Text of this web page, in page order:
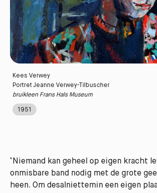
Kees Verwey
Portret Jeanne Verwey-Tilbuscher
bruikleen Frans Hals Museum
1951
‘Niemand kan geheel op eigen kracht
onmisbare band nodig met de grote
heen. Om desalniettemin een eigen